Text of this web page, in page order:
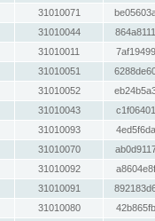
31010071
31010044
31010011
31010051
31010052
31010043
31010093
31010070
31010092
31010091
31010080